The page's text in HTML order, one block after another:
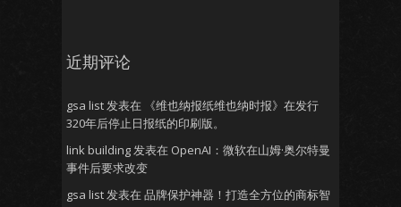
近期评论
gsa list发表在
《维也纳报纸维也纳时报》在发行
320年后停止日报纸的印刷版。
link building发表在 OpenAI：微软在山姆·奥尔特曼
事件后要求改变
gsa list发表在 品牌保护神器！打造全方位的商标智